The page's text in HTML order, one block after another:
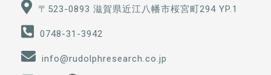
〒523-0893 滋賀県近江八幡市桜宮町294 YP.1
0748-31-3942
info@rudolphresearch.co.jp